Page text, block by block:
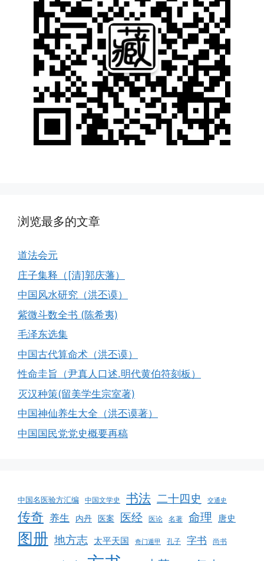
浏览最多的文章
道法会元
庄子集释（[清]郭庆藩）
中国风水研究（洪丕谟）
紫微斗数全书 (陈希夷)
毛泽东选集
中国古代算命术（洪丕谟）
性命圭旨（尹真人口述.明代黄伯符刻板）
灭汉种策(留美学生宗室著)
中国神仙养生大全（洪丕谟著）
中国国民党党史概要再稿
中国名医验方汇编 中国文学史 书法 二十四史 交通史
传奇 养生 内丹 医案 医经 医论 名著 命理 唐史
图册 地方志 太平天国 奇门遁甲 孔子 字书 尚书